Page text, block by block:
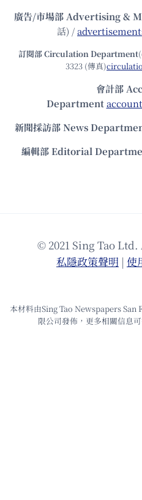
廣告/市場部Advertising &
話) /
訂閱部 Circulation Department
3323 (傳真)
會計部
Department
新聞採訪部 News
編輯部 Editorial
© 2021 Sing Tao
私隱政策聲明 | 使
本材料由Sing Tao Newspapers
限公司發佈，更多相關信息